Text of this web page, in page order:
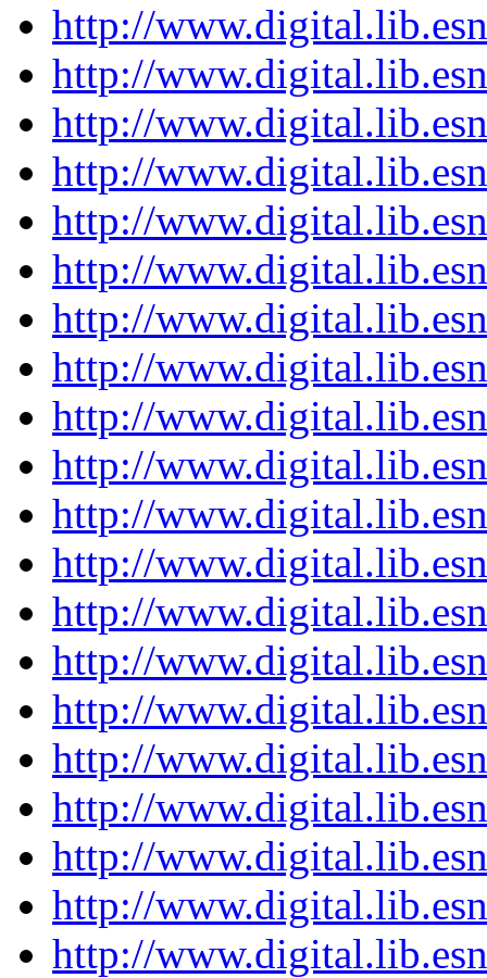
http://
http://
http://
http://
http://
http://
http://
http://
http://
http://
http://
http://
http://
http://
http://
http://
http://
http://
http://
http://